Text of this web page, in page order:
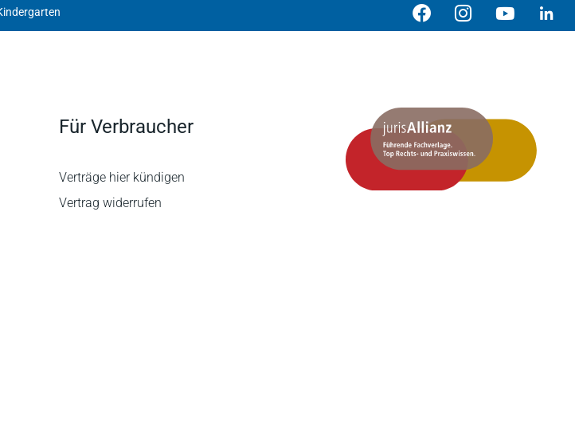
Für Verbraucher
Verträge hier kündigen
Vertrag widerrufen